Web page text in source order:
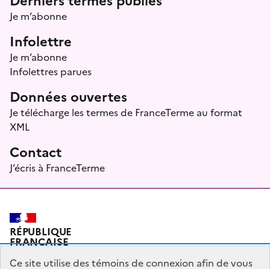
Je m’abonne
Infolettre
Je m’abonne
Infolettres parues
Données ouvertes
Je télécharge les termes de FranceTerme au format
XML
Contact
J’écris à FranceTerme
RÉPUBLIQUE
FRANÇAISE
Ce site utilise des témoins de connexion afin de vous